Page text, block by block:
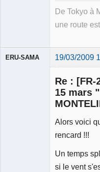
De Tokyo à
une route
ERU-SAMA 19/03/2009
Re : [FR-
15 mars
Alors voici
rencard !!!
Un temps
si le vent